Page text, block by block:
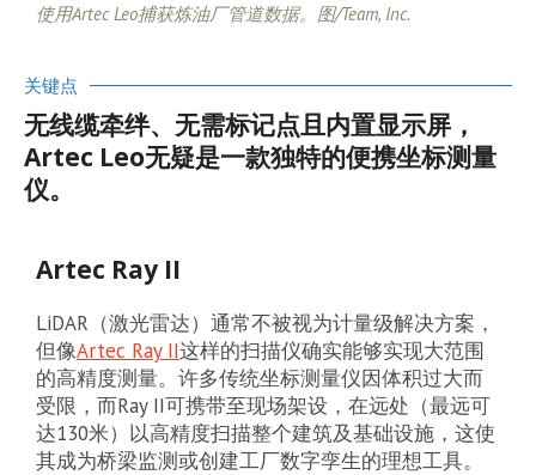
使用Artec Leo捕获炼油厂管道数据。图/Team, Inc.
关键点
无线缆牵绊、无需标记点且内置显示屏，
Artec Leo无疑是一款独特的便携坐标测量
仪。
Artec Ray II
LiDAR（激光雷达）通常不被视为计量级解决方案，
但像Artec Ray II这样的扫描仪确实能够实现大范围
的高精度测量。许多传统坐标测量仪因体积过大而
受限，而Ray II可携带至现场架设，在远处（最远可
达130米）以高精度扫描整个建筑及基础设施，这使
其成为桥梁监测或创建工厂数字孪生的理想工具。